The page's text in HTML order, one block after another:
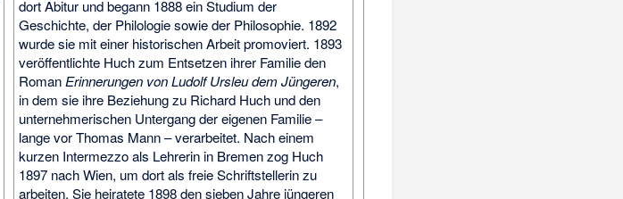
dort Abitur und begann 1888 ein Studium der
Geschichte, der Philo­logie sowie der Philo­sophie. 1892
wurde sie mit einer histor­ischen Arbeit promoviert. 1893
ver­öffentlichte Huch zum Entsetzen ihrer Familie den
RomanErinne­rungen von Ludolf Ursleu dem Jüngeren,
in dem sie ihre Bezie­hung zu Richard Huch und den
unter­nehme­rischen Unter­gang der eigenen Familie –
lange vor Thomas Mann – ver­arbeitet. Nach einem
kurzen Inter­mezzo als Lehrerin in Bremen zog Huch
1897 nach Wien, um dort als freie Schrift­stellerin zu
arbeiten. Sie heiratete 1898 den sieben Jahre jüngeren